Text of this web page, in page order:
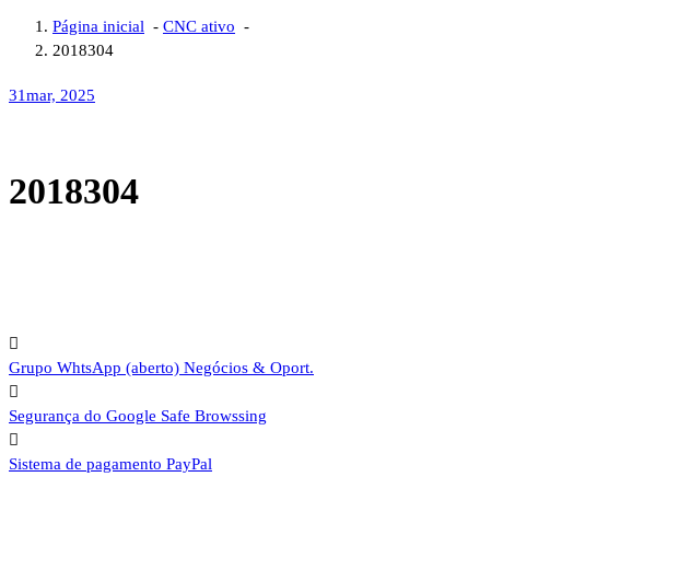
Página inicial - CNC ativo -
2018304
31mar, 2025
2018304
Grupo WhtsApp (aberto) Negócios & Oport.
Segurança do Google Safe Browssing
Sistema de pagamento PayPal